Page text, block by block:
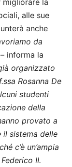
alle sue
anche
da
– informa la
organizzato
Rosanna De
studenti
della
provato a
il sistema delle
c’è un’ampia
II.